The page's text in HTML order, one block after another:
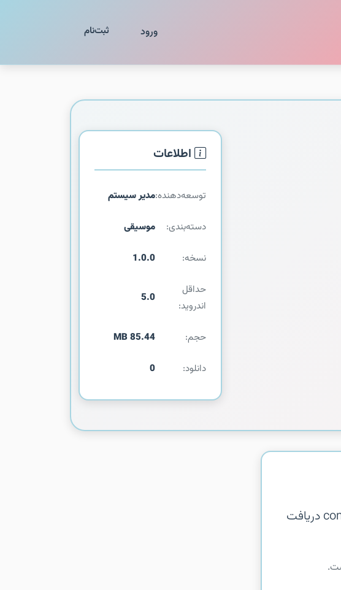
ورود ثبت‌نام
اطلاعات
توسعه‌دهنده:مدیر سیستم
دسته‌بندی: موسیقی
نسخه: 1.0.0
حداقل
اندروید:
5.0
حجم: 85.44 MB
دانلود: 0
توضیحات در دسترس نیست. این اپلیکیشن از com.shazam.android.extremeultra دریافت